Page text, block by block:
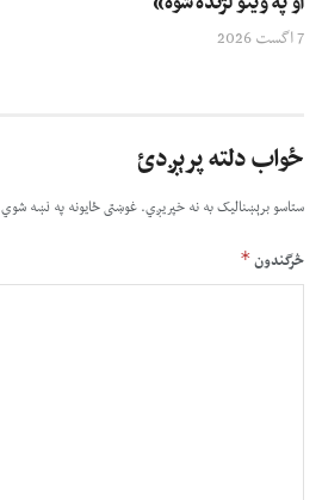
7 اگست 2026
ځواب دلته پرېږدئ
ستاسو برېښناليک به نه خپريږي.غوښتى ځایونه په نښه شوي
څرگندون*